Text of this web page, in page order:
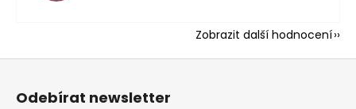
Zobrazit další hodnocení
Odebírat newsletter